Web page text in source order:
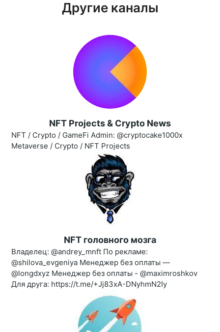
Другие каналы
NFT Projects & Crypto News
NFT / Crypto / GameFi Admin: @cryptocake1000x
Metaverse / Crypto / NFT Projects
NFT головного мозга
Владелец: @andrey_mnft По рекламе:
@shilova_evgeniya Менеджер без оплаты —
@longdxyz Менеджер без оплаты - @maximroshkov
Для друга: https://t.me/+Jj83xA-DNyhmN2Iy